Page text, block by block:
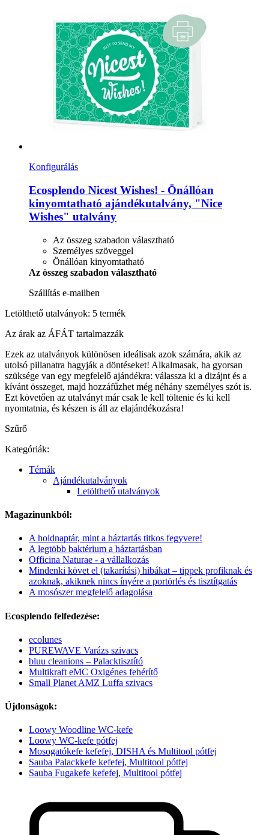
Konfigurálás
Ecosplendo Nicest Wishes! -​ Önállóan
kinyomtatható ajándékutalvány, "Nice
Wishes" utalvány
Az összeg szabadon választható
Személyes szöveggel
Önállóan kinyomtatható
Az összeg szabadon választható
Szállítás e-mailben
Letölthető utalványok: 5 termék
Az árak az ÁFÁT tartalmazzák
Ezek az utalványok különösen ideálisak azok számára, akik az
utolsó pillanatra hagyják a döntéseket! Alkalmasak, ha gyorsan
szüksége van egy megfelelő ajándékra: válassza ki a dizájnt és a
kívánt összeget, majd hozzáfűzhet még néhány személyes szót is.
Ezt követően az utalványt már csak le kell töltenie és ki kell
nyomtatnia, és készen is áll az elajándékozásra!
Szűrő
Kategóriák:
Témák
Ajándékutalványok
Letölthető utalványok
Magazinunkból:
A holdnaptár, mint a háztartás titkos fegyvere!
A legtöbb baktérium a háztartásban
Officina Naturae - a vállalkozás
Mindenki követ el (takarítási) hibákat – tippek profiknak és
azoknak, akiknek nincs ínyére a portörlés és tisztítgatás
A mosószer megfelelő adagolása
Ecosplendo felfedezése:
ecolunes
PUREWAVE Varázs szivacs
bluu cleanions – Palacktisztító
Multikraft eMC Oxigénes fehérítő
Small Planet AMZ Luffa szivacs
Újdonságok:
Loowy Woodline WC-kefe
Loowy WC-kefe pótfej
Mosogatókefe kefefej, DISHA és Multitool pótfej
Sauba Palackkefe kefefej, Multitool pótfej
Sauba Fugakefe kefefej, Multitool pótfej